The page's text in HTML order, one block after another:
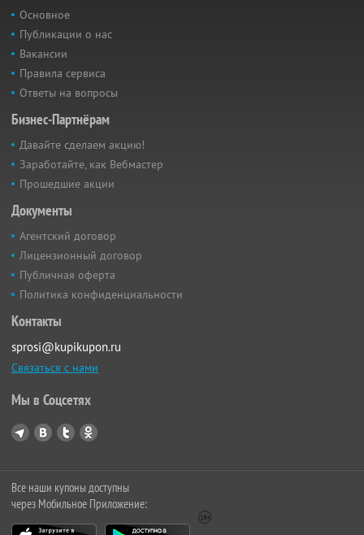
Основное
Публикации о нас
Вакансии
Правила сервиса
Ответы на вопросы
Бизнес-Партнёрам
Давайте сделаем акцию!
Заработайте, как Вебмастер
Прошедшие акции
Документы
Агентский договор
Лицензионный договор
Публичная оферта
Политика конфиденциальности
Контакты
sprosi@kupikupon.ru
Связаться с нами
Мы в Соцсетях
Все наши купоны доступны
через Мобильное Приложение: